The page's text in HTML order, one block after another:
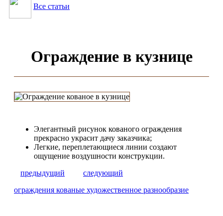
Все статьи
Ограждение в кузнице
Элегантный рисунок кованого ограждения
прекрасно украсит дачу заказчика;
Легкие, переплетающиеся линии создают
ощущение воздушности конструкции.
предыдущий
следующий
ограждения кованые художественное разнообразие